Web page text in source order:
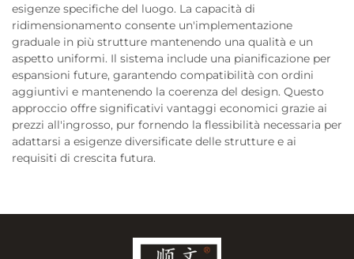
esigenze specifiche del luogo. La capacità di
ridimensionamento consente un'implementazione
graduale in più strutture mantenendo una qualità e un
aspetto uniformi. Il sistema include una pianificazione per
espansioni future, garantendo compatibilità con ordini
aggiuntivi e mantenendo la coerenza del design. Questo
approccio offre significativi vantaggi economici grazie ai
prezzi all'ingrosso, pur fornendo la flessibilità necessaria per
adattarsi a esigenze diversificate delle strutture e ai
requisiti di crescita futura.